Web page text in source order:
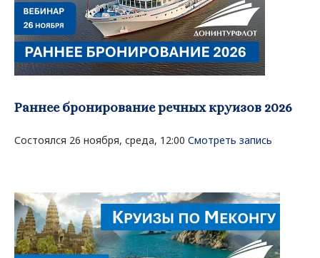
Раннее бронирование речных круизов 2026
Состоялся 26 ноября, среда, 12:00 Смотреть запись